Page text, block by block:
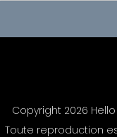
Copyright 2026
Toute reproduction